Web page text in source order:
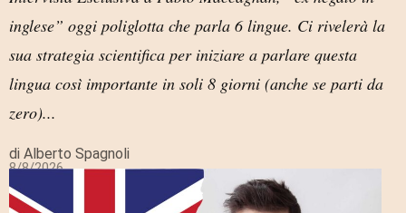
inglese” oggi poliglotta che parla 6 lingue. Ci rivelerà la
sua strategia scientifica per iniziare a parlare questa
lingua così importante in soli 8 giorni (anche se parti da
zero)...
di Alberto Spagnoli
8/8/2026